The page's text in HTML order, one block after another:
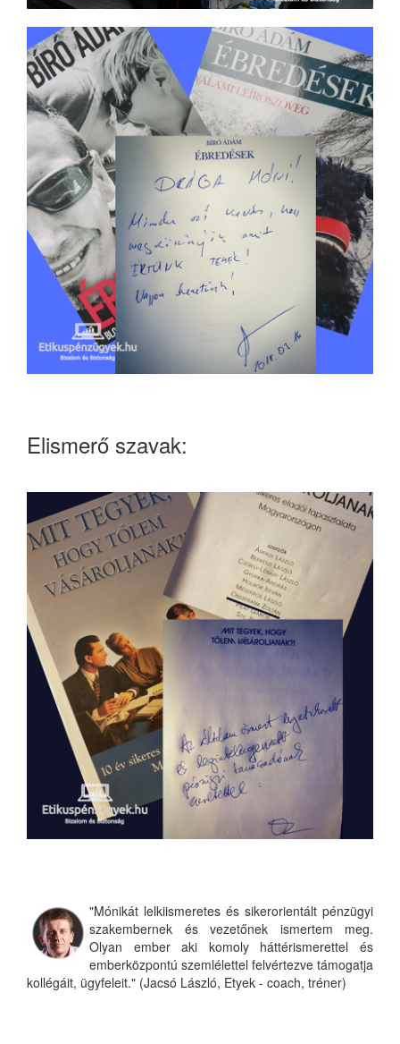
Elismerő szavak:
"Mónikát lelkiismeretes és sikerorientált pénzügyi
szakembernek és vezetőnek ismertem meg.
Olyan ember aki komoly háttérismerettel és
emberközpontú szemlélettel felvértezve támogatja
kollégáit, ügyfeleit." (Jacsó László, Etyek - coach, tréner)